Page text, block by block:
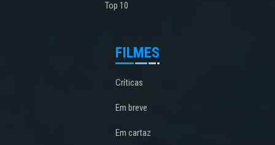
Top 10
FILMES
Críticas
Em breve
Em cartaz